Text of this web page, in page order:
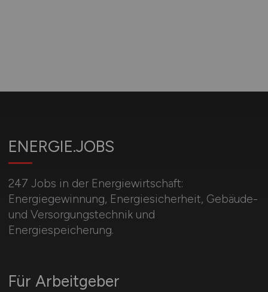
ENERGIE.JOBS
247 Jobs in der Energiewirtschaft:
Energiegewinnung, Energiesicherheit, Gebäude-
und Versorgungstechnik und
Energiespeicherung.
Für Arbeitgeber